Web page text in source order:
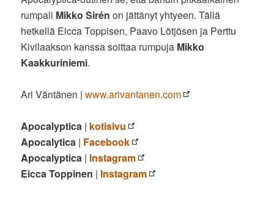
rumpali Mikko Sirén on jättänyt yhtyeen. Tällä
hetkellä Eicca Toppisen, Paavo Lötjösen ja Perttu
Kivilaakson kanssa soittaa rumpuja Mikko
Kaakkuriniemi.
Ari Väntänen |www.arivantanen.com
Apocalyptica | kotisivu
Apocalytica | Facebook
Apocalyptica | Instagram
Eicca Toppinen | Instagram